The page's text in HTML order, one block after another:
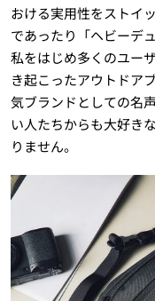
おける実用性をストイ
であったり「ヘビーデ
私をはじめ多くのユー
き起こったアウトドア
気ブランドとしての名
い人たちからも大好き
りません。